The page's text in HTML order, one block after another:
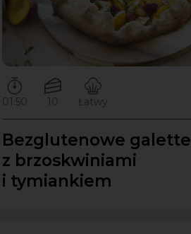
Czas przygotowywania:
01:50
Ilość porcji:
10
Poziom trudności:
Łatwy
Bezglutenowe galette
z brzoskwiniami
i tymiankiem